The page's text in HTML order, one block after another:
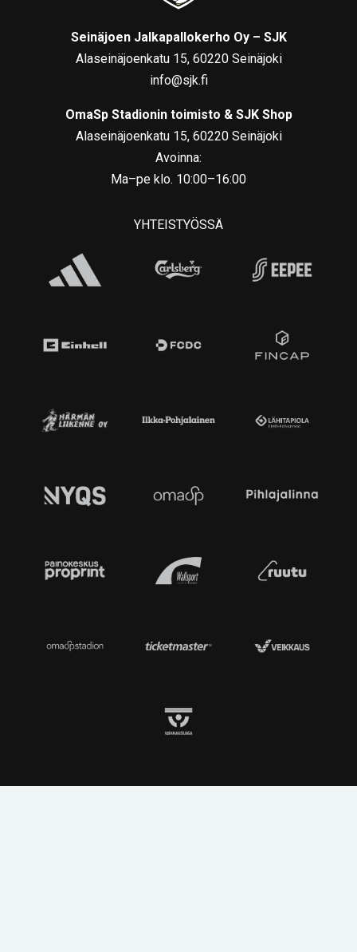
Seinäjoen Jalkapallokerho Oy – SJK
Alaseinäjoenkatu 15, 60220 Seinäjoki
info@sjk.fi
OmaSp Stadionin toimisto & SJK Shop
Alaseinäjoenkatu 15, 60220 Seinäjoki
Avoinna:
Ma–pe klo. 10:00–16:00
YHTEISTYÖSSÄ